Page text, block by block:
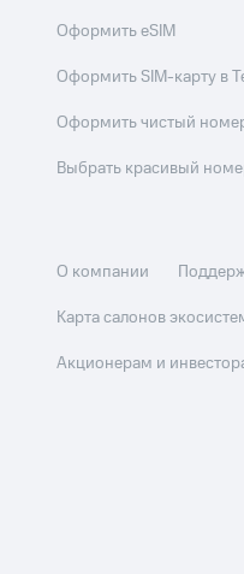
Оформить eSIM
Оформить SIM-карту в
Оформить чистый
Выбрать красивый
О компании
Карта салонов
Акционерам и